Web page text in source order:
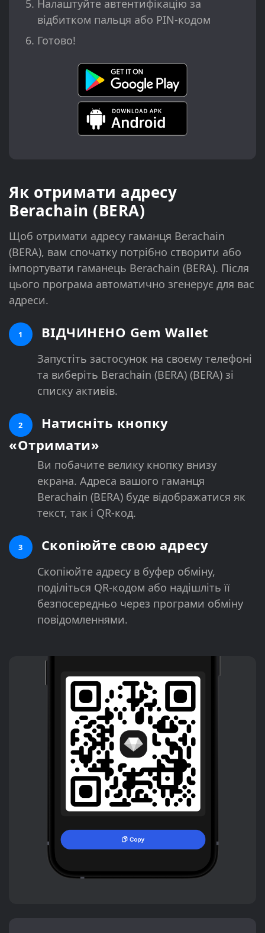
Налаштуйте автентифікацію за
відбитком пальця або PIN-кодом
Готово!
Як отримати адресу
Berachain (BERA)
Щоб отримати адресу гаманця Berachain
(BERA), вам спочатку потрібно створити або
імпортувати гаманець Berachain (BERA). Після
цього програма автоматично згенерує для вас
адреси.
1 ВІДЧИНЕНО Gem Wallet
Запустіть застосунок на своєму телефоні
та виберіть Berachain (BERA) (BERA) зі
списку активів.
2
Натисніть кнопку
«Отримати»
Ви побачите велику кнопку внизу
екрана. Адреса вашого гаманця
Berachain (BERA) буде відображатися як
текст, так і QR-код.
3 Скопіюйте свою адресу
Скопіюйте адресу в буфер обміну,
поділіться QR-кодом або надішліть її
безпосередньо через програми обміну
повідомленнями.